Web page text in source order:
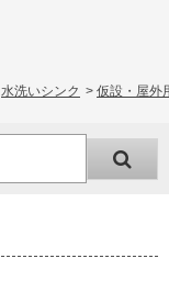
水洗いシンク > 仮設・屋外